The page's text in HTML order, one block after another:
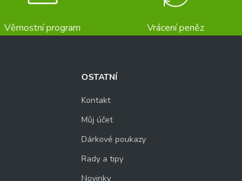
Věrnostní program Vrácení peněz
OSTATNÍ
Kontakt
Můj účet
Dárkové poukazy
Rady a tipy
Novinky